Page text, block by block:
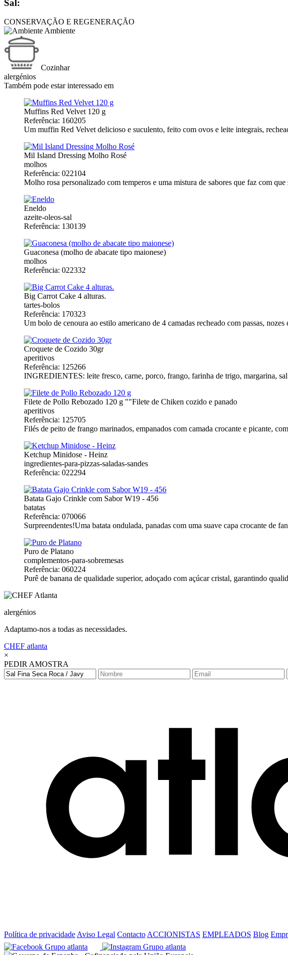
Sal:
CONSERVAÇÃO E REGENERAÇÃO
Ambiente
Cozinhar
alergénios
Também pode estar interessado em
Muffins Red Velvet 120 g
Referência: 160205
Um muffin Red Velvet delicioso e suculento, feito com ovos e leite integrais,
Mil Island Dressing Molho Rosé
molhos
Referência: 022104
Molho rosa personalizado com temperos e uma mistura de sabores que faz com
Eneldo
azeite-oleos-sal
Referência: 130139
Guaconesa (molho de abacate tipo maionese)
molhos
Referência: 022332
Big Carrot Cake 4 alturas.
tartes-bolos
Referência: 170323
Um bolo de cenoura ao estilo americano de 4 camadas recheado com passas,
Croquete de Cozido 30gr
aperitivos
Referência: 125266
INGREDIENTES: leite fresco, carne, porco, frango, farinha de trigo, margarina, sal
Filete de Pollo Rebozado 120 g ""Filete de Chiken cozido e panado
aperitivos
Referência: 125705
Filés de peito de frango marinados, empanados com camada crocante e picante,
Ketchup Minidose - Heinz
ingredientes-para-pizzas-saladas-sandes
Referência: 022294
Batata Gajo Crinkle com Sabor W19 - 456
batatas
Referência: 070066
Surpreendentes!Uma batata ondulada, panadas com uma suave capa crocante de
Puro de Platano
complementos-para-sobremesas
Referência: 060224
Purê de banana de qualidade superior, adoçado com açúcar cristal, garantindo
alergénios
Adaptamo-nos a todas as necessidades.
CHEF atlanta
×
PEDIR AMOSTRA
Política de privacidade Aviso Legal Contacto ACCIONISTAS EMPLEADOS Blog